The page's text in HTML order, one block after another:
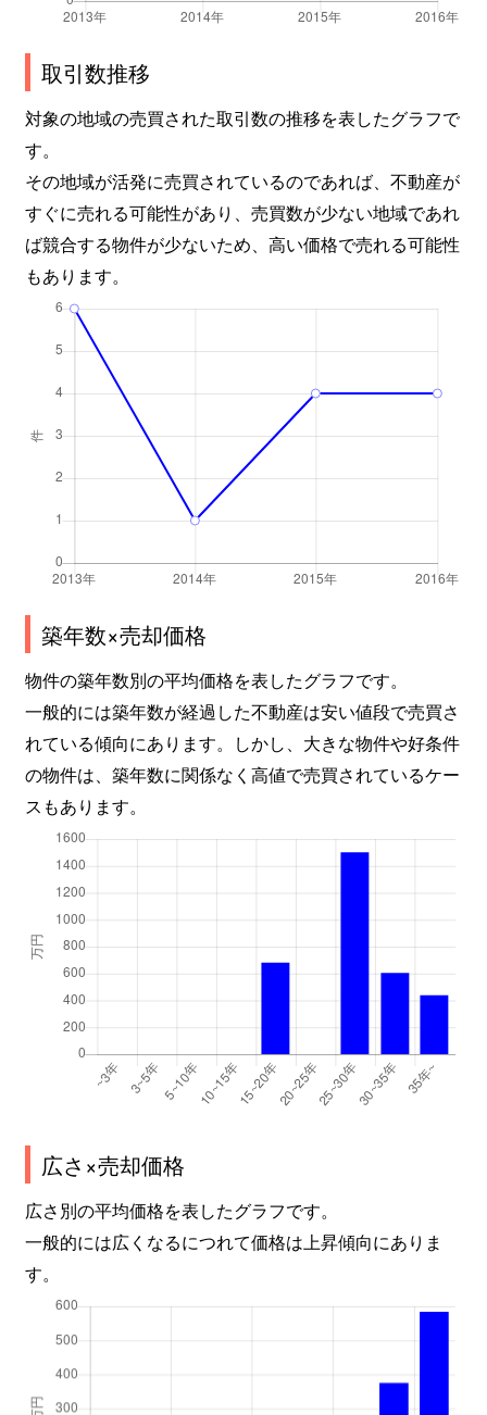
取引数推移
対象の地域の売買された取引数の推移を表したグラフで
す。
その地域が活発に売買されているのであれば、不動産が
すぐに売れる可能性があり、売買数が少ない地域であれ
ば競合する物件が少ないため、高い価格で売れる可能性
もあります。
築年数×売却価格
物件の築年数別の平均価格を表したグラフです。
一般的には築年数が経過した不動産は安い値段で売買さ
れている傾向にあります。しかし、大きな物件や好条件
の物件は、築年数に関係なく高値で売買されているケー
スもあります。
広さ×売却価格
広さ別の平均価格を表したグラフです。
一般的には広くなるにつれて価格は上昇傾向にありま
す。